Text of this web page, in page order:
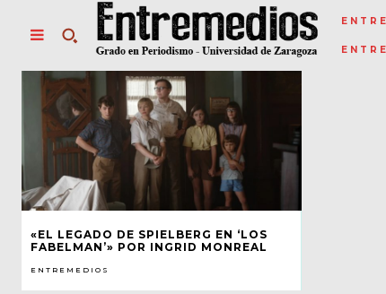
«EL LEGADO DE SPIELBERG EN ‘LOS
FABELMAN’» POR INGRID MONREAL
ENTREMEDIOS